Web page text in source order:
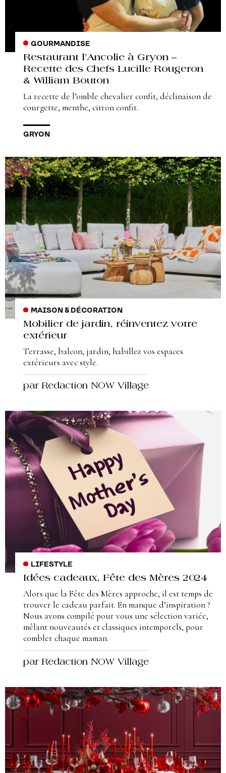
GOURMANDISE
Restaurant l’Ancolie à Gryon –
Recette des Chefs Lucille Rougeron
& William Bouton
La recette de l’omble chevalier confit, déclinaison de
courgette, menthe, citron confit.
GRYON
MAISON & DÉCORATION
Mobilier de jardin, réinventez votre
extérieur
Terrasse, balcon, jardin, habillez vos espaces
extérieurs avec style.
par Redaction NOW Village
LIFESTYLE
Idées cadeaux, Fête des Mères 2024
Alors que la Fête des Mères approche, il est temps de
trouver le cadeau parfait. En manque d’inspiration ?
Nous avons compilé pour vous une sélection variée,
mêlant nouveautés et classiques intemporels, pour
combler chaque maman.
par Redaction NOW Village